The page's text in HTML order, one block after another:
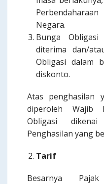
Negara.
Bunga
diterima dan/
Obligasi dalam
diskonto.
Atas penghasilan
diperoleh Wajib
Obligasi
Penghasilan yang
Tarif
Besarnya